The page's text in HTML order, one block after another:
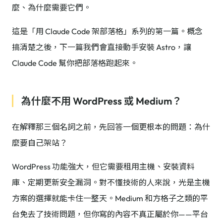
麼、為什麼需要它們。
這是「用 Claude Code 架部落格」系列的第一篇。概念
搞清楚之後，下一篇我們會直接動手安裝 Astro，讓
Claude Code 幫你把部落格跑起來。
為什麼不用 WordPress 或 Medium？
在解釋那三個名詞之前，先回答一個更根本的問題：為什
麼要自己架站？
WordPress 功能強大，但它需要租用主機、安裝資料
庫、定期更新安全漏洞。對不懂技術的人來說，光是主機
方案的選擇就能卡住一整天。Medium 和方格子之類的平
台免去了技術問題，但你寫的內容不真正屬於你——平台